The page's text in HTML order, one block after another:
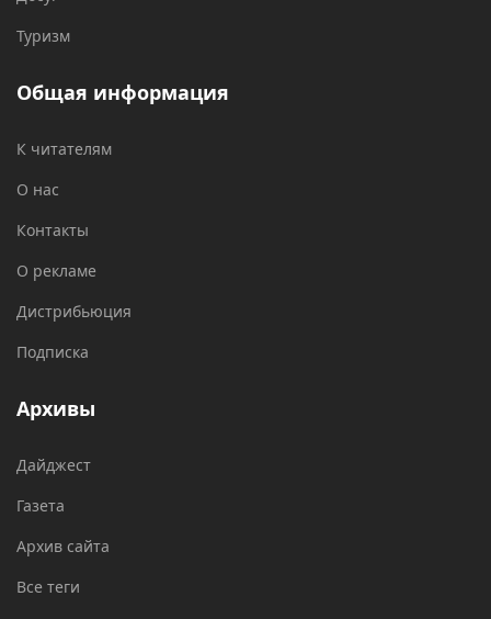
Туризм
Общая информация
К читателям
О нас
Контакты
О рекламе
Дистрибьюция
Подписка
Архивы
Дайджест
Газета
Архив сайта
Все теги